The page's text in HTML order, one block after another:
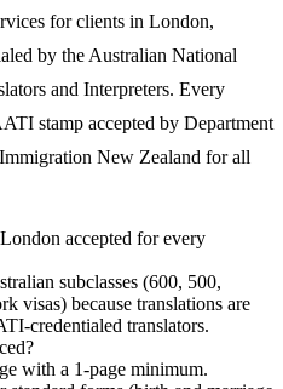
for clients in London,
by the Australian National
and Interpreters. Every
stamp accepted by Department
New Zealand for all
accepted for every
subclasses (600, 500,
visas) because translations are
credentialed translators.
with a 1-page minimum.